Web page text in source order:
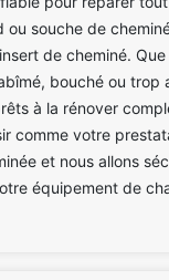
ou souche de
de cheminé.
bouché ou trop
à la rénover
comme votre
et nous allons
équipement de